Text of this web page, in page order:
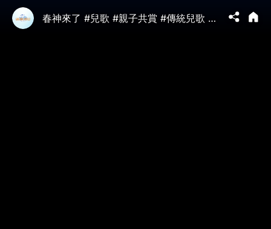
春神來了 #兒歌 #親子共賞 #傳統兒歌 #德國兒歌 #春天 #春神